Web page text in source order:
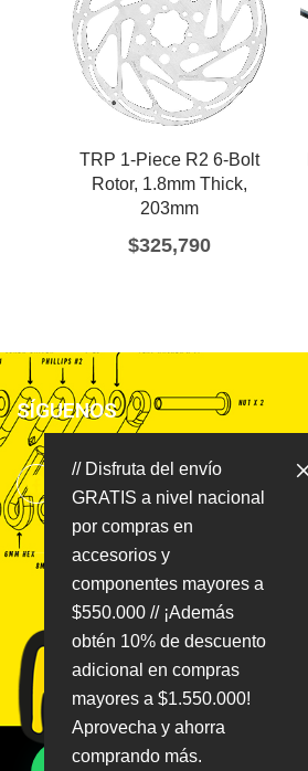
// Disfruta del envío
GRATIS a nivel nacional
por compras en
accesorios y
componentes mayores a
$550.000 // ¡Además
obtén 10% de descuento
adicional en compras
mayores a $1.550.000!
Aprovecha y ahorra
comprando más.
TRP 1-Piece R2 6-Bolt
Rotor, 1.8mm Thick,
203mm
$325,790
SÍGUENOS